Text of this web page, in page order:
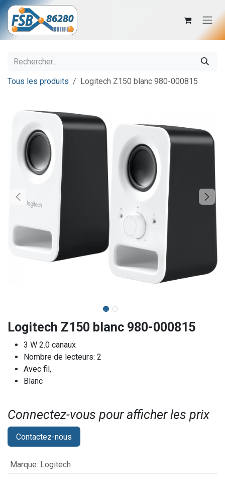
Se rendre au contenu
Tous les produits Logitech Z150 blanc 980-000815
Logitech Z150 blanc 980-000815
3 W 2.0 canaux
Nombre de lecteurs: 2
Avec fil,
Blanc
Connectez-vous pour afficher les prix​
Contactez-nous
Marque: Logitech